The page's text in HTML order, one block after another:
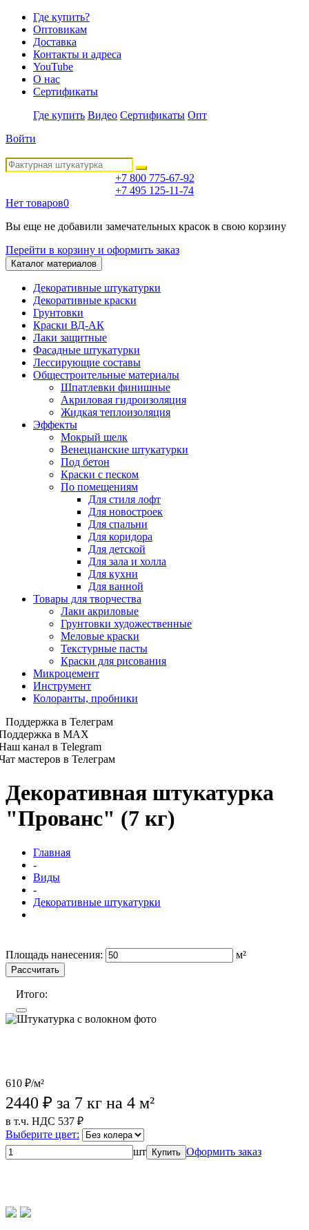
Где купить?
Оптовикам
Доставка
Контакты и адреса
YouTube
О нас
Сертификаты
Где купить Видео Сертификаты Опт
Войти
+7 800 775-67-92
+7 495 125-11-74
Нет товаров0
Вы еще не добавили замечательных красок в свою корзину
Перейти в корзину и оформить заказ
Каталог материалов
Декоративные штукатурки
Декоративные краски
Грунтовки
Краски ВД-АК
Лаки защитные
Фасадные штукатурки
Лессирующие составы
Общестроительные материалы
Шпатлевки финишные
Акриловая гидроизоляция
Жидкая теплоизоляция
Эффекты
Мокрый шелк
Венецианские штукатурки
Под бетон
Краски с песком
По помещениям
Для стиля лофт
Для новостроек
Для спальни
Для коридора
Для детской
Для зала и холла
Для кухни
Для ванной
Товары для творчества
Лаки акриловые
Грунтовки художественные
Меловые краски
Текстурные пасты
Краски для рисования
Микроцемент
Инструмент
Колоранты, пробники
Поддержка в Телеграм
в MAX
канал в Telegram
мастеров в Телеграм
Декоративная штукатурка
"Прованс" (7 кг)
Главная
-
Виды
-
Декоративные штукатурки
Площадь нанесения:
м²
Рассчитать
Итого:
610 ₽/м²
2440 ₽ за 7 кг на 4 м²
в т.ч. НДС 537 ₽
Выберите цвет:
шт
Купить Оформить заказ